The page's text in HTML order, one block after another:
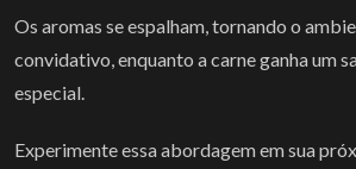
Os aromas se espalham, tornando o
convidativo, enquanto a carne ganha um
especial.
Experimente essa abordagem em sua